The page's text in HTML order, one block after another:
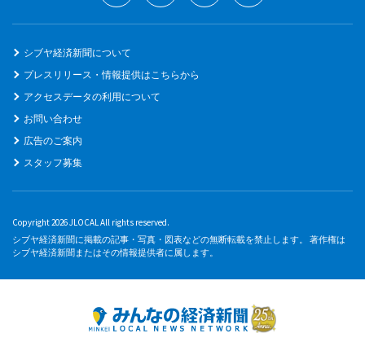
シブヤ経済新聞について
プレスリリース・情報提供はこちらから
アクセスデータの利用について
お問い合わせ
広告のご案内
スタッフ募集
Copyright 2026 JLOCAL All rights reserved.
シブヤ経済新聞に掲載の記事・写真・図表などの無断転載を禁止します。 著作権は
シブヤ経済新聞またはその情報提供者に属します。